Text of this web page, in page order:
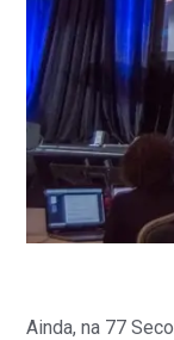
Ainda, na 77